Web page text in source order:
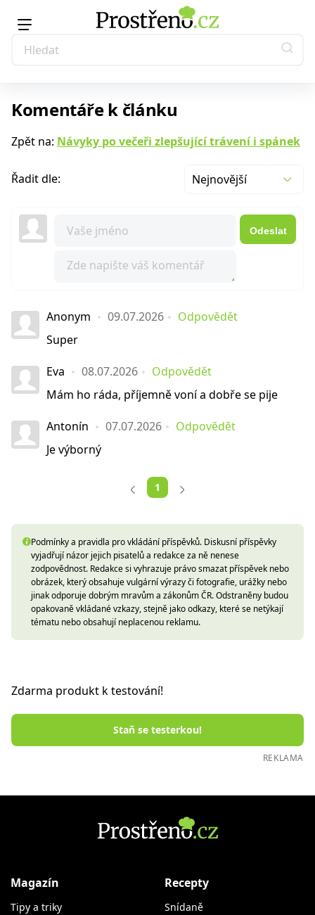
Komentáře k článku
Zpět na: Návyky po večeři zlepšující trávení i spánek
Řadit dle: Nejnovější
Odeslat
Anonym 09.07.2026
Odpovědět
Super
Eva 08.07.2026
Odpovědět
Mám ho ráda, příjemně voní a dobře se pije
Antonín 07.07.2026
Odpovědět
Je výborný
1
Podmínky a pravidla pro vkládání příspěvků. Diskusní příspěvky
vyjadřují názor jejich pisatelů a redakce za ně nenese
zodpovědnost. Redakce si vyhrazuje právo smazat příspěvek nebo
obrázek, který obsahuje vulgární výrazy či fotografie, urážky nebo
jinak odporuje dobrým mravům a zákonům ČR. Odstraněny budou
opakovaně vkládané vzkazy, stejně jako odkazy, které se netýkají
tématu nebo obsahují neplacenou reklamu.
Zdarma produkt k testování!
Staň se testerkou!
REKLAMA
Magazín
Tipy a triky
Recepty
Snídaně